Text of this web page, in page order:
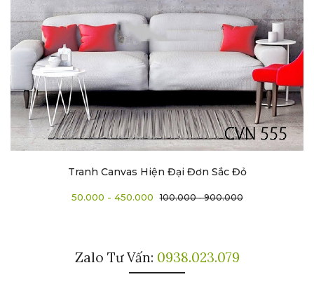
Tranh Canvas Hiện Đại Đơn Sắc Đỏ
50.000 - 450.000 100.000 - 900.000
Zalo Tư Vấn: 0938.023.079